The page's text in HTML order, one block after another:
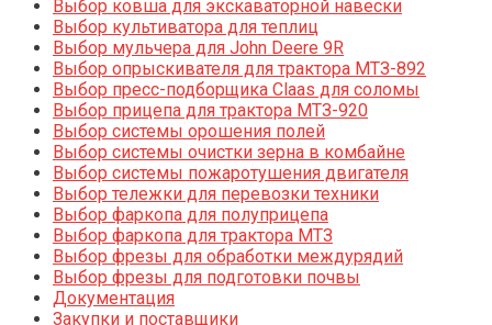
Выбор ковша для экскаваторной навески
Выбор культиватора для теплиц
Выбор мульчера для John Deere 9R
Выбор опрыскивателя для трактора МТЗ-892
Выбор пресс-подборщика Claas для соломы
Выбор прицепа для трактора МТЗ-920
Выбор системы орошения полей
Выбор системы очистки зерна в комбайне
Выбор системы пожаротушения двигателя
Выбор тележки для перевозки техники
Выбор фаркопа для полуприцепа
Выбор фаркопа для трактора МТЗ
Выбор фрезы для обработки междурядий
Выбор фрезы для подготовки почвы
Документация
Закупки и поставщики